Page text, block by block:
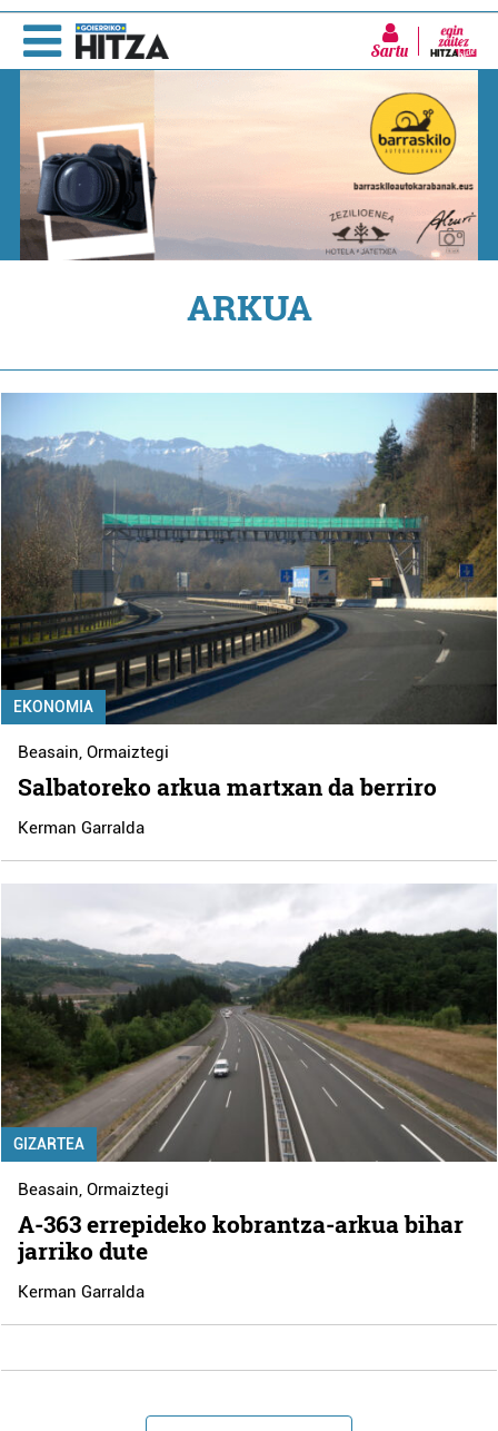
Sartu
ARKUA
EKONOMIA
Beasain,Ormaiztegi
Salbatoreko arkua martxan da berriro
Kerman Garralda
GIZARTEA
Beasain,Ormaiztegi
A-363 errepideko kobrantza-arkua bihar
jarriko dute
Kerman Garralda